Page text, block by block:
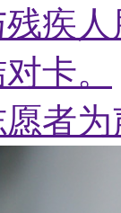
疾
卡。
者
朋友